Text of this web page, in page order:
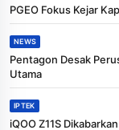
PGEO Fokus Kejar
NEWS
Pentagon Desak
Utama
IPTEK
iQOO Z11S